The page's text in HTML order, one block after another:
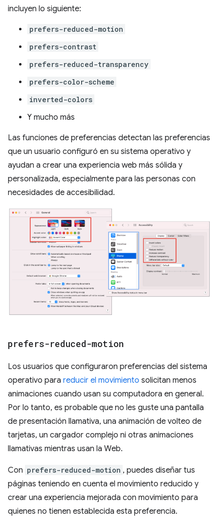
incluyen lo siguiente:
prefers-reduced-motion
prefers-contrast
prefers-reduced-transparency
prefers-color-scheme
inverted-colors
Y mucho más
Las funciones de preferencias detectan las preferencias
que un usuario configuró en su sistema operativo y
ayudan a crear una experiencia web más sólida y
personalizada, especialmente para las personas con
necesidades de accesibilidad.
prefers-reduced-motion
Los usuarios que configuraron preferencias del sistema
operativo para reducir el movimiento solicitan menos
animaciones cuando usan su computadora en general.
Por lo tanto, es probable que no les guste una pantalla
de presentación llamativa, una animación de volteo de
tarjetas, un cargador complejo ni otras animaciones
llamativas mientras usan la Web.
Con prefers-reduced-motion , puedes diseñar tus
páginas teniendo en cuenta el movimiento reducido y
crear una experiencia mejorada con movimiento para
quienes no tienen establecida esta preferencia.